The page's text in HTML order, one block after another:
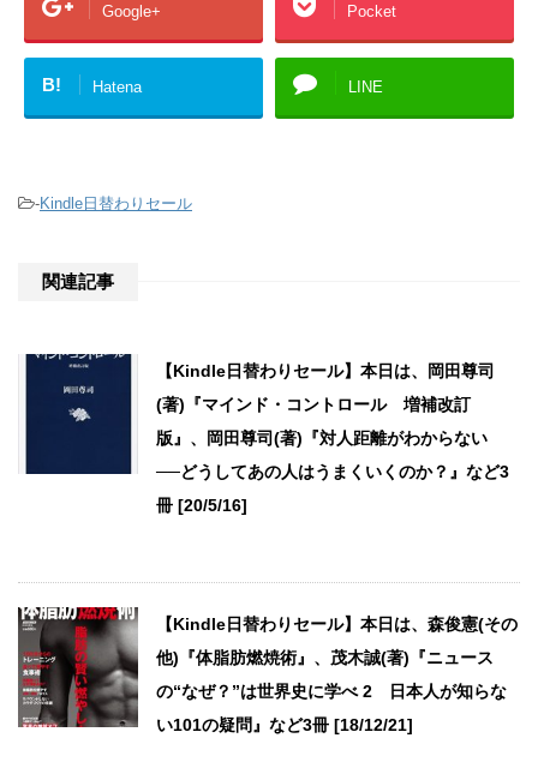
Google+ Pocket
B! Hatena LINE
-Kindle日替わりセール
関連記事
【Kindle日替わりセール】本日は、岡田尊司
(著)『マインド・コントロール 増補改訂
版』、岡田尊司(著)『対人距離がわからない
──どうしてあの人はうまくいくのか？』など3
冊 [20/5/16]
【Kindle日替わりセール】本日は、森俊憲(その
他)『体脂肪燃焼術』、茂木誠(著)『ニュース
の“なぜ？”は世界史に学べ 2 日本人が知らな
い101の疑問』など3冊 [18/12/21]